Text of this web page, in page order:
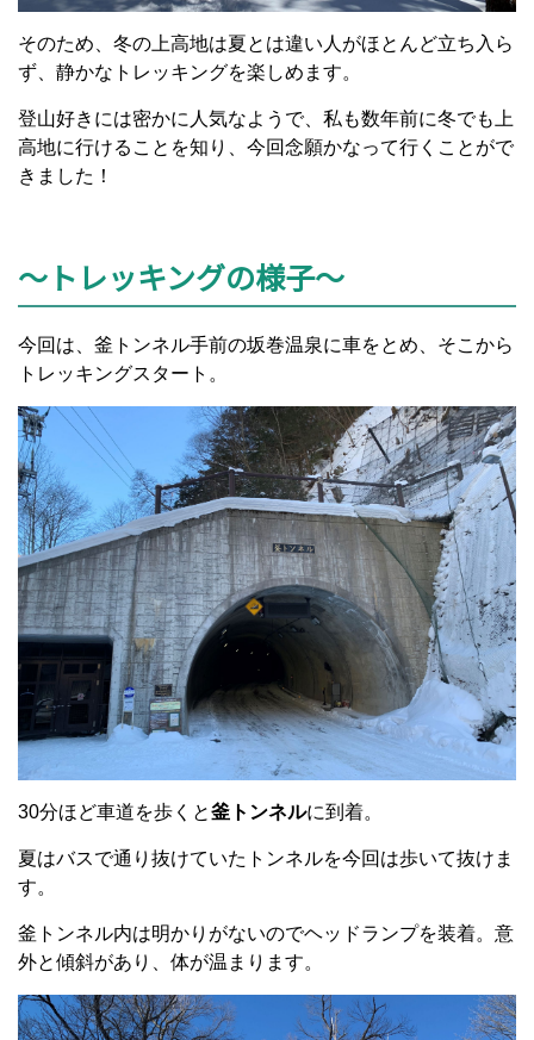
そのため、冬の上高地は夏とは違い人がほとんど立ち入ら
ず、静かなトレッキングを楽しめます。
登山好きには密かに人気なようで、私も数年前に冬でも上
高地に行けることを知り、今回念願かなって行くことがで
きました！
～トレッキングの様子～
今回は、釜トンネル手前の坂巻温泉に車をとめ、そこから
トレッキングスタート。
30分ほど車道を歩くと釜トンネルに到着。
夏はバスで通り抜けていたトンネルを今回は歩いて抜けま
す。
釜トンネル内は明かりがないのでヘッドランプを装着。意
外と傾斜があり、体が温まります。